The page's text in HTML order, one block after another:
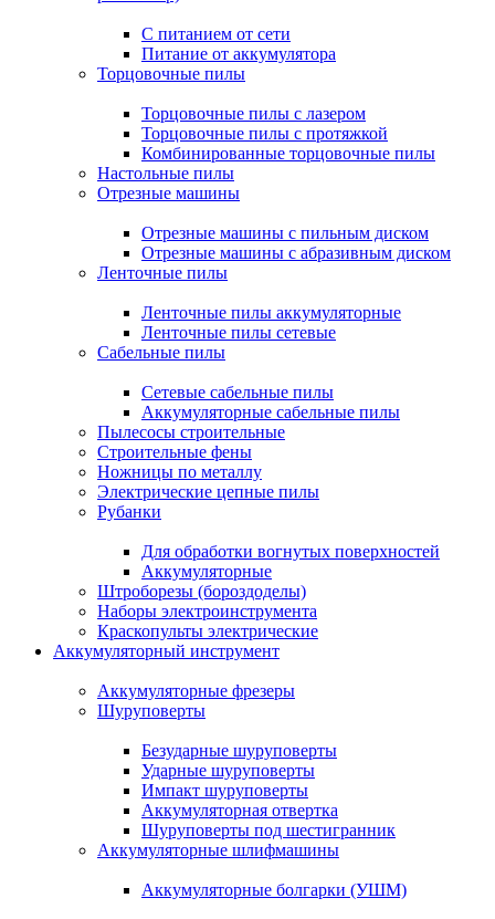
С питанием от сети
Питание от аккумулятора
Торцовочные пилы
Торцовочные пилы с лазером
Торцовочные пилы с протяжкой
Комбинированные торцовочные пилы
Настольные пилы
Отрезные машины
Отрезные машины с пильным диском
Отрезные машины с абразивным диском
Ленточные пилы
Ленточные пилы аккумуляторные
Ленточные пилы сетевые
Сабельные пилы
Сетевые сабельные пилы
Аккумуляторные сабельные пилы
Пылесосы строительные
Строительные фены
Ножницы по металлу
Электрические цепные пилы
Рубанки
Для обработки вогнутых поверхностей
Аккумуляторные
Штроборезы (бороздоделы)
Наборы электроинструмента
Краскопульты электрические
Аккумуляторный инструмент
Аккумуляторные фрезеры
Шуруповерты
Безударные шуруповерты
Ударные шуруповерты
Импакт шуруповерты
Аккумуляторная отвертка
Шуруповерты под шестигранник
Аккумуляторные шлифмашины
Аккумуляторные болгарки (УШМ)